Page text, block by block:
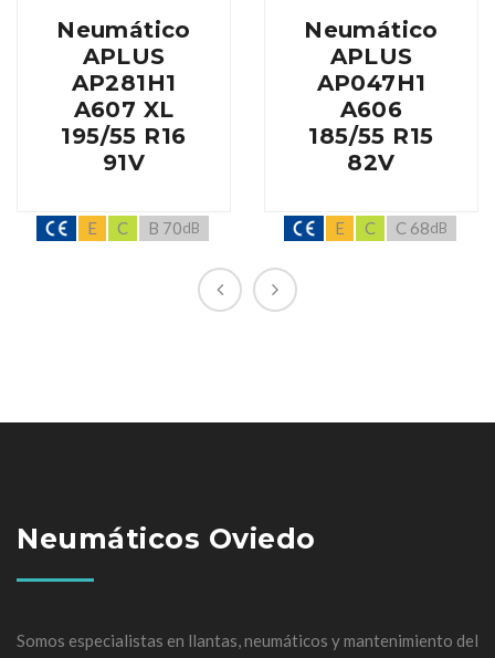
Neumático
APLUS
AP281H1
A607 XL
195/55 R16
91V
E C B 70dB
Neumático
APLUS
AP047H1
A606
185/55 R15
82V
E C C 68dB
Neumáticos Oviedo
Somos especialistas en llantas, neumáticos y mantenimiento del